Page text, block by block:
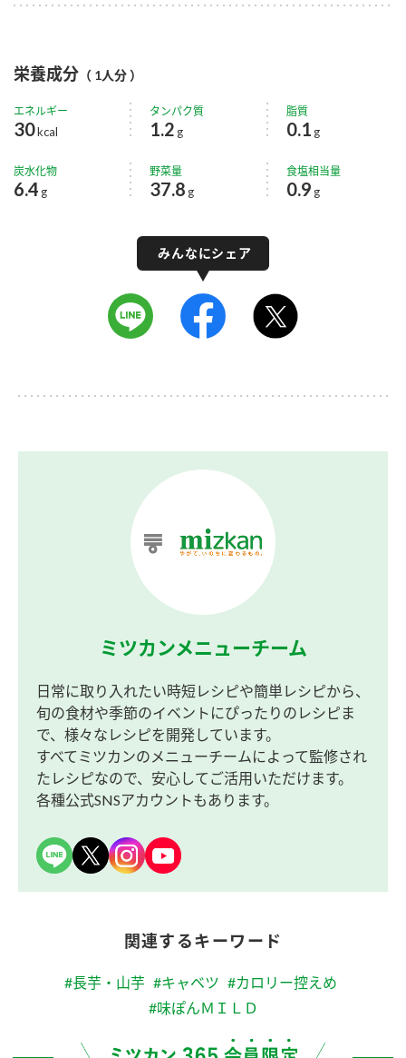
栄養成分 （ 1人分 ）
エネルギー
30kcal
タンパク質
1.2 g
脂質
0.1 g
炭水化物
6.4 g
野菜量
37.8 g
食塩相当量
0.9 g
ミツカンメニューチーム
日常に取り入れたい時短レシピや簡単レシピから、
旬の食材や季節のイベントにぴったりのレシピま
で、様々なレシピを開発しています。
すべてミツカンのメニューチームによって監修され
たレシピなので、安心してご活用いただけます。
各種公式SNSアカウントもあります。
関連するキーワード
#長芋・山芋 #キャベツ #カロリー控えめ
#味ぽんＭＩＬＤ